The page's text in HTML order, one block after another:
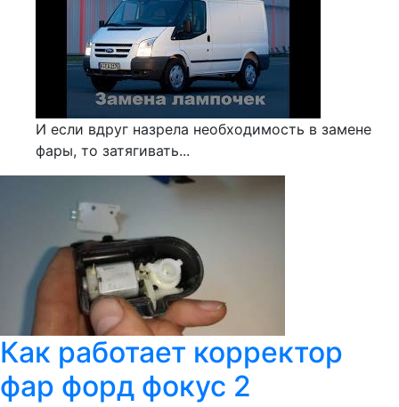
И если вдруг назрела необходимость в замене
фары, то затягивать...
Как работает корректор
фар форд фокус 2